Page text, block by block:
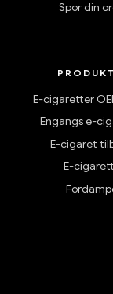
Spor din
E-cigaretter
Engangs e-
E-cigaret
E-